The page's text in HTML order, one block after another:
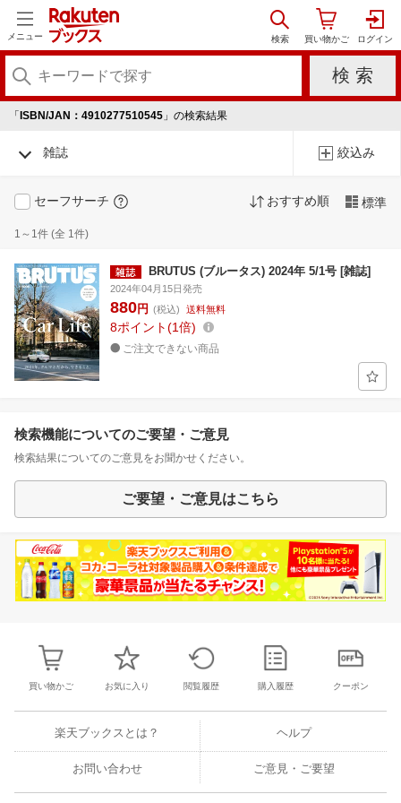
メニュー
「 ISBN/JAN：4910277510545 」の検索結果
雑誌 絞込み
セーフサーチ おすすめ順 標準
1～1件 (全 1件)
BRUTUS (ブルータス) 2024年 5/1号 [雑誌]
2024年04月15日発売
880円 (税込) 送料無料
8ポイント 1倍
ご注文できない商品
検索機能についてのご要望・ご意見
検索結果についてのご意見をお聞かせください。
ご要望・ご意見はこちら
買い物かご お気に入り 閲覧履歴 購入履歴 クーポン
楽天ブックスとは？ ヘルプ
お問い合わせ ご意見・ご要望